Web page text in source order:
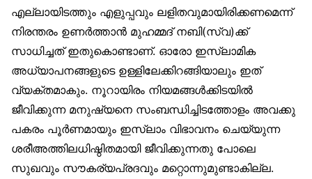
എല്ലായിടത്തും എളുപ്പവും ലളിതവുമായിരിക്കണമെന്ന്
നിരന്തരം ഉണർത്താൻ മുഹമ്മദ് നബി(സ്വ)ക്ക്
സാധിച്ചത് ഇതുകൊണ്ടാണ്. ഓരോ ഇസ്‌ലാമിക
അധ്യാപനങ്ങളുടെ ഉള്ളിലേക്കിറങ്ങിയാലും ഇത്
വ്യക്തമാകും. നൂറായിരം നിയമങ്ങൾക്കിടയിൽ
ജീവിക്കുന്ന മനുഷ്യനെ സംബന്ധിച്ചിടത്തോളം അവക്കു
പകരം പൂർണമായും ഇസ്‌ലാം വിഭാവനം ചെയ്യുന്ന
ശരീഅത്തിലധിഷ്ഠിതമായി ജീവിക്കുന്നതു പോലെ
സുഖവും സൗകര്യപ്രദവും മറ്റൊന്നുമുണ്ടാകില്ല.